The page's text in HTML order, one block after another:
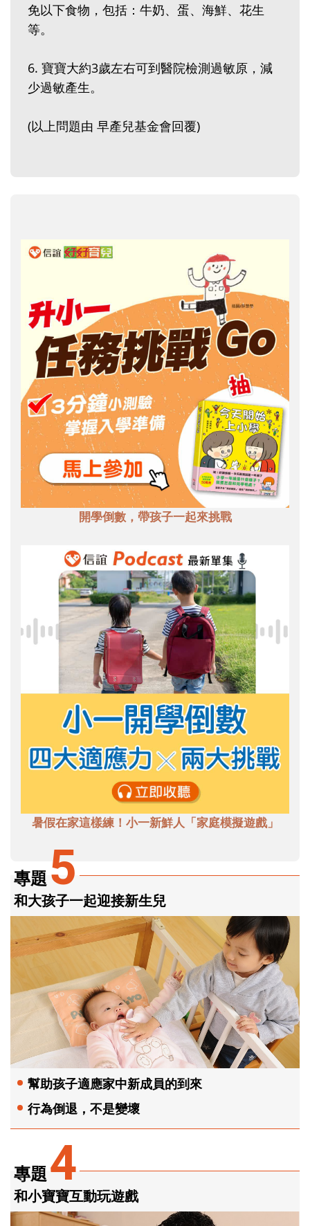
免以下食物，包括：牛奶、蛋、海鮮、花生
等。
6. 寶寶大約3歲左右可到醫院檢測過敏原，減
少過敏產生。
(以上問題由 早產兒基金會回覆)
開學倒數，帶孩子一起來挑戰
暑假在家這樣練！小一新鮮人「家庭模擬遊戲」
專題4
和小寶寶互動玩遊戲
專題 5
和大孩子一起迎接新生兒
幫助孩子適應家中新成員的到來
行為倒退，不是變壞